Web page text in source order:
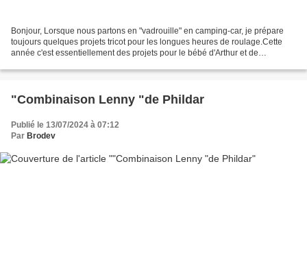
Bonjour, Lorsque nous partons en "vadrouille" en camping-car, je prépare
toujours quelques projets tricot pour les longues heures de roulage.Cette
année c'est essentiellement des projets pour le bébé d'Arthur et de
"Combinaison Lenny "de Phildar
Publié le 13/07/2024 à 07:12
Par Brodev